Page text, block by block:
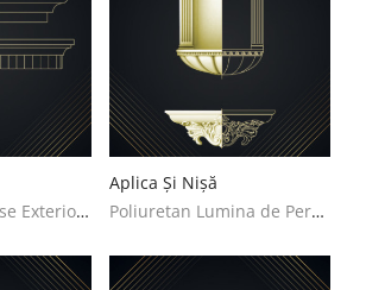
Poliuretan Cornise Exterioare Decoratiuni Casa
Aplica Și Nișă
Poliuretan Lumina de Perete si Nisa Decoratiuni Casa